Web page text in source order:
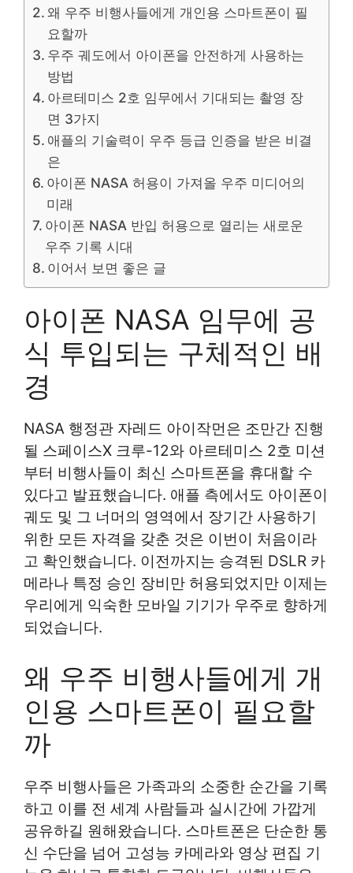
왜 우주 비행사들에게 개인용 스마트폰이 필
요할까
우주 궤도에서 아이폰을 안전하게 사용하는
방법
아르테미스 2호 임무에서 기대되는 촬영 장
면 3가지
애플의 기술력이 우주 등급 인증을 받은 비결
은
아이폰 NASA 허용이 가져올 우주 미디어의
미래
아이폰 NASA 반입 허용으로 열리는 새로운
우주 기록 시대
이어서 보면 좋은 글
아이폰 NASA 임무에 공
식 투입되는 구체적인 배
경
NASA 행정관 자레드 아이작먼은 조만간 진행
될 스페이스X 크루-12와 아르테미스 2호 미션
부터 비행사들이 최신 스마트폰을 휴대할 수
있다고 발표했습니다. 애플 측에서도 아이폰이
궤도 및 그 너머의 영역에서 장기간 사용하기
위한 모든 자격을 갖춘 것은 이번이 처음이라
고 확인했습니다. 이전까지는 승격된 DSLR 카
메라나 특정 승인 장비만 허용되었지만 이제는
우리에게 익숙한 모바일 기기가 우주로 향하게
되었습니다.
왜 우주 비행사들에게 개
인용 스마트폰이 필요할
까
우주 비행사들은 가족과의 소중한 순간을 기록
하고 이를 전 세계 사람들과 실시간에 가깝게
공유하길 원해왔습니다. 스마트폰은 단순한 통
신 수단을 넘어 고성능 카메라와 영상 편집 기